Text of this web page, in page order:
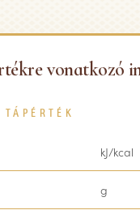
vonatkozó
kJ/kcal
g